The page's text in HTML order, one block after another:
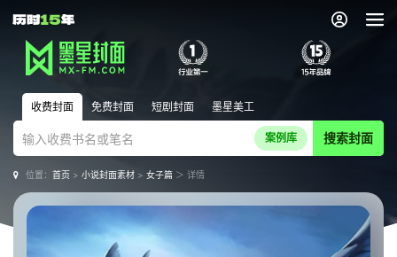
收费封面 免费封面 短剧封面 墨星美工
案例库 搜索封面
位置： 首页> 小说封面素材> 女子篇＞ 详情